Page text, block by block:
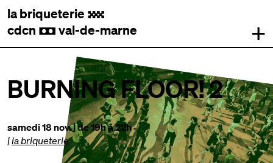
la briqueterie .
cdcn , val-de-marne +
BURNING FLOOR! 2
samedi 18 nov. | de 19h à 22h
|la briqueterie